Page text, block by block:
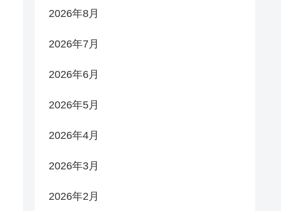
2026年8月
2026年7月
2026年6月
2026年5月
2026年4月
2026年3月
2026年2月